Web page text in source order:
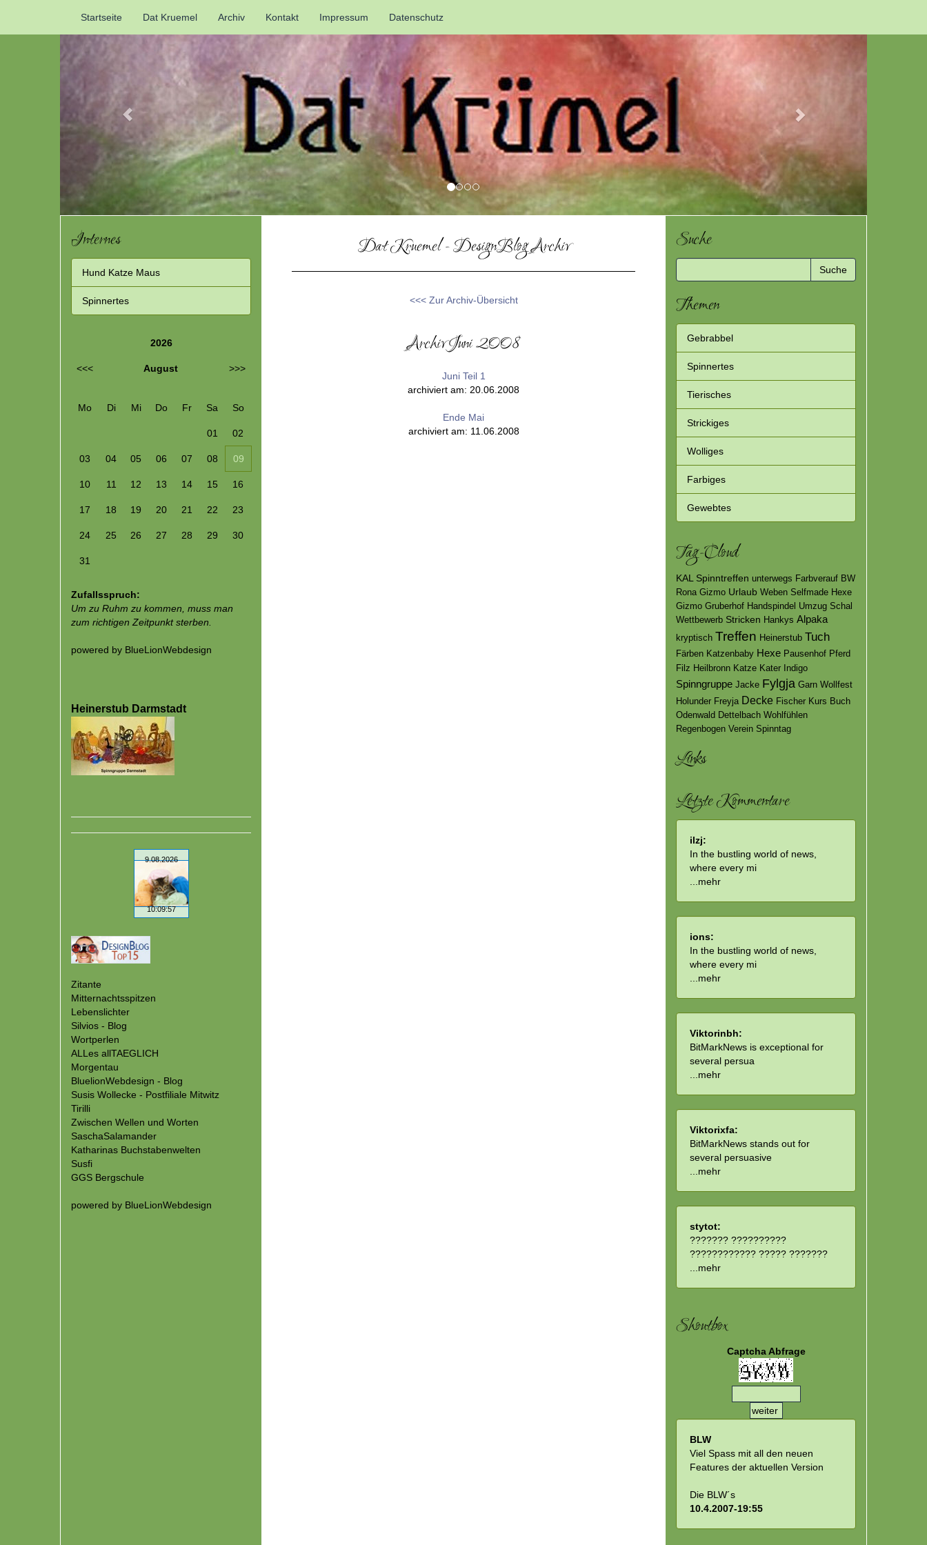
Startseite Dat Kruemel Archiv Kontakt Impressum Datenschutz
Dat Kruemel - DesignBlog Archiv
<<< Zur Archiv-Übersicht
Archiv Juni 2008
Juni Teil 1
archiviert am: 20.06.2008
Ende Mai
archiviert am: 11.06.2008
Internes
Hund Katze Maus
Spinnertes
2026
<<< August >>>
Mo Di Mi Do Fr Sa So
01 02
03 04 05 06 07 08 09
10 11 12 13 14 15 16
17 18 19 20 21 22 23
24 25 26 27 28 29 30
31
Zufallsspruch:
Um zu Ruhm zu kommen, muss man
zum richtigen Zeitpunkt sterben.
powered by BlueLionWebdesign
Heinerstub Darmstadt
Zitante
Mitternachtsspitzen
Lebenslichter
Silvios - Blog
Wortperlen
ALLes allTAEGLICH
Morgentau
BluelionWebdesign - Blog
Susis Wollecke - Postfiliale Mitwitz
Tirilli
Zwischen Wellen und Worten
SaschaSalamander
Katharinas Buchstabenwelten
Susfi
GGS Bergschule
powered by BlueLionWebdesign
Suche
Themen
Gebrabbel
Spinnertes
Tierisches
Strickiges
Wolliges
Farbiges
Gewebtes
Tag-Cloud
KAL Spinntreffen unterwegs Farbverauf BW
Rona Gizmo Urlaub Weben Selfmade Hexe
Gizmo Gruberhof Handspindel Umzug Schal
Wettbewerb Stricken Hankys Alpaka
kryptisch Treffen Heinerstub Tuch
Färben Katzenbaby Hexe Pausenhof Pferd
Filz Heilbronn Katze Kater Indigo
Spinngruppe Jacke Fylgja Garn Wollfest
Holunder Freyja Decke Fischer Kurs Buch
Odenwald Dettelbach Wohlfühlen
Regenbogen Verein Spinntag
Links
Letzte Kommentare
ilzj:
In the bustling world of news,
where every mi
mehr
ions:
In the bustling world of news,
where every mi
mehr
Viktorinbh:
BitMarkNews is exceptional for
several persua
mehr
Viktorixfa:
BitMarkNews stands out for
several persuasive
mehr
stytot:
??????? ??????????
???????????? ????? ???????
mehr
Shoutbox
Captcha Abfrage
BLW
Viel Spass mit all den neuen
Features der aktuellen Version
Die BLW´s
10.4.2007-19:55